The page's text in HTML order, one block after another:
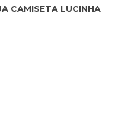
CAMISETA LUCINHA